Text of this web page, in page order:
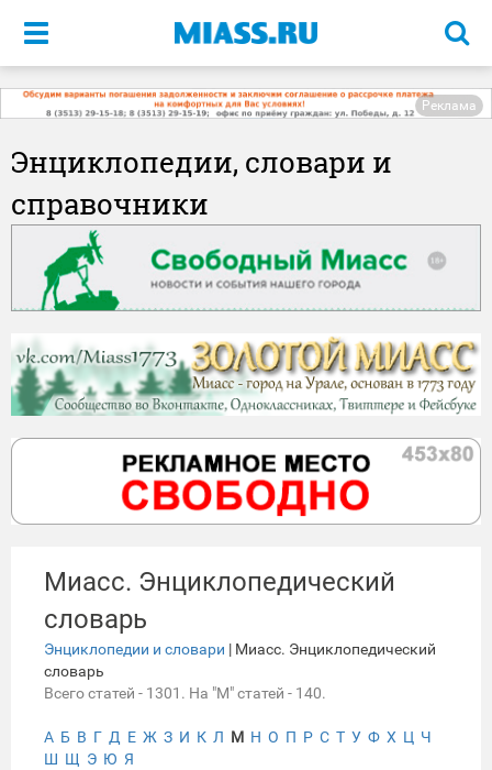
Меню
Реклама
Энциклопедии, словари и
справочники
Миасс. Энциклопедический
словарь
Энциклопедии и словари | Миасс. Энциклопедический
словарь
Всего статей - 1301. На "М" статей - 140.
А Б В Г Д Е Ж З И К Л М Н О П Р С Т У Ф Х Ц Ч
Ш Щ Э Ю Я